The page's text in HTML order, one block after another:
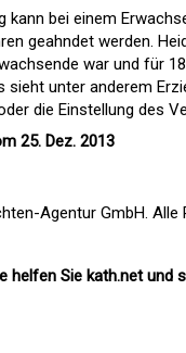
kann bei einem
geahndet werden.
war und für
sieht unter anderem
die Einstellung des
25. Dez. 2013
Agentur GmbH. Alle
helfen Sie kath.net und